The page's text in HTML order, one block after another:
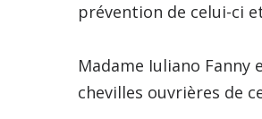
prévention de celui-ci
Madame Iuliano Fanny
chevilles ouvrières de